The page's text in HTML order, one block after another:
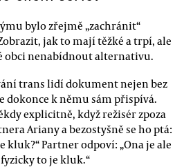
bylo zřejmě „zachránit“
jak to mají těžké a trpí, ale
obci nenabídnout alternativu.
trans lidí dokument nejen bez
dokonce k němu sám přispívá.
explicitně, když režisér zpoza
Ariany a bezostyšně se ho ptá:
kluk?“ Partner odpoví: „Ona je ale
fyzicky to je kluk.“